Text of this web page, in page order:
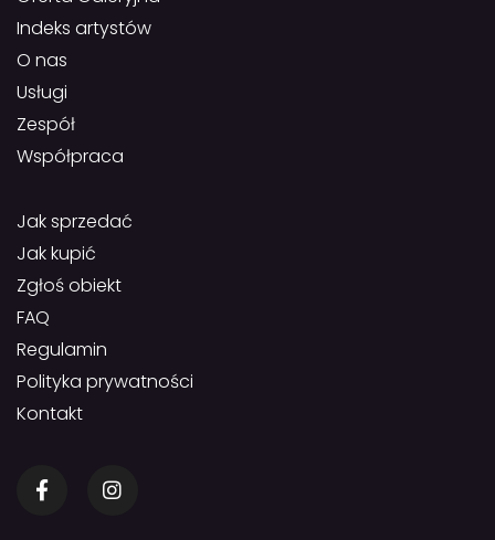
Indeks artystów
O nas
Usługi
Zespół
Współpraca
Jak sprzedać
Jak kupić
Zgłoś obiekt
FAQ
Regulamin
Polityka prywatności
Kontakt